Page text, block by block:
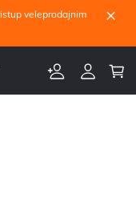
veleprodajnim
×